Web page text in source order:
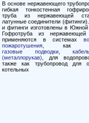
В основе нержавеющего
гибкая тонкостенная
труба из нержавеющей
латунные соединители
и фитинги изготовлены в Южной
Гофротруба из нержавеющей
применяются в системах
пожаротушения , как
газовые подводки
(металлорукав) , для
также как трубопровод для
котельных